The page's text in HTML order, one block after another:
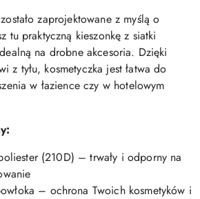
zaprojektowane z myślą o
tu praktyczną kieszonkę z siatki
na drobne akcesoria. Dzięki
z tyłu, kosmetyczka jest łatwa do
w łazience czy w hotelowym
(210D) – trwały i odporny na
– ochrona Twoich kosmetyków i